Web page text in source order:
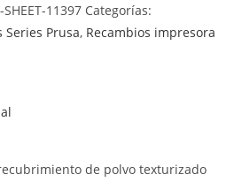
SHEET-11397 Categorías:
Series Prusa, Recambios impresora
de polvo texturizado